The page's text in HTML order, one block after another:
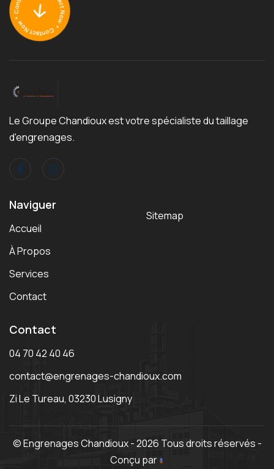
Le Groupe Chandioux est votre spécialiste du taillage
d'engrenages.
Naviguer
Accueil
À Propos
Services
Contact
Sitemap
Contact
04 70 42 40 46
contact@engrenages-chandioux.com
Zi Le Tureau, 03230 Lusigny
© Engrenages Chandioux - 2026 Tous droits réservés -
Conçu par